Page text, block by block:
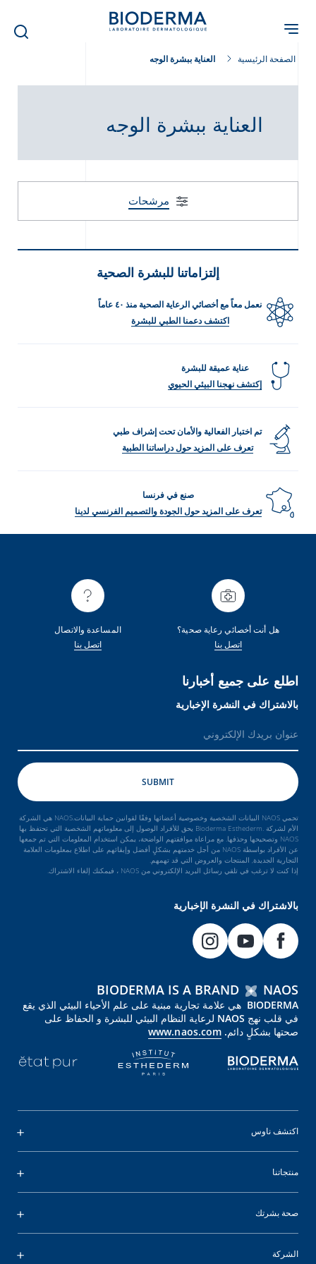
content
الصفحة الرئيسية العناية ببشرة الوجه
العناية ببشرة الوجه
مرشحات
إلتزاماتنا للبشرة الصحية
نعمل معاً مع أخصائي الرعاية الصحية منذ ٤٠ عاماً
اكتشف دعمنا الطبي للبشرة
عناية عميقة للبشرة
إكتشف نهجنا البيئي الحيوي
تم اختبار الفعالية والأمان تحت إشراف طبي
تعرف على المزيد حول دراساتنا الطبية
صنع في فرنسا
تعرف على المزيد حول الجودة والتصميم الفرنسي لدينا
هل أنت أخصائي رعاية صحية؟
اتصل بنا
المساعدة والاتصال
اتصل بنا
اطلع على جميع أخبارنا
بالاشتراك في النشرة الإخبارية
تحمي NAOS البيانات الشخصية وخصوصية أعضائها وفقًا لقوانين حماية البيانات.NAOS هي الشركة
الأم لشركة .Bioderma Esthederm يحق للأفراد الوصول إلى معلوماتهم الشخصية التي تحتفظ بها
NAOS وتصحيحها وحذفها. مع مراعاة موافقتهم الواضحة، يمكن استخدام المعلومات التي تم جمعها
عن الأفراد بواسطة NAOS من أجل خدمتهم بشكلٍ أفضل وإبقائهم على اطلاع بمعلومات العلامة
التجارية الجديدة, المنتجات والعروض التي قد تهمهم.
إذا كنت لا ترغب في تلقي رسائل البريد الإلكتروني من NAOS ، فيمكنك إلغاء الاشتراك.
بالاشتراك في النشرة الإخبارية
BIODERMA IS A BRAND NAOS
BIODERMA هي علامة تجارية مبنية على علم الأحياء البيئي الذي يقع
في قلب نهج NAOS لرعاية النظام البيئي للبشرة و الحفاظ على
صحتها بشكلٍ دائم. www.naos.com
اكتشف ناوس
منتجاتنا
صحة بشرتك
الشركة